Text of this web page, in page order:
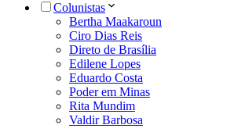
Colunistas
Bertha Maakaroun
Ciro Dias Reis
Direto de Brasília
Edilene Lopes
Eduardo Costa
Poder em Minas
Rita Mundim
Valdir Barbosa